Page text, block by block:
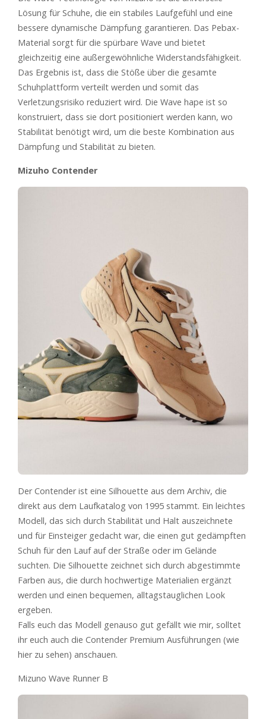
Lösung für Schuhe, die ein stabiles Laufgefühl und eine
bessere dynamische Dämpfung garantieren. Das Pebax-
Material sorgt für die spürbare Wave und bietet
gleichzeitig eine außergewöhnliche Widerstandsfähigkeit.
Das Ergebnis ist, dass die Stöße über die gesamte
Schuhplattform verteilt werden und somit das
Verletzungsrisiko reduziert wird. Die Wave hape ist so
konstruiert, dass sie dort positioniert werden kann, wo
Stabilität benötigt wird, um die beste Kombination aus
Dämpfung und Stabilität zu bieten.
Mizuho Contender
Der Contender ist eine Silhouette aus dem Archiv, die
direkt aus dem Laufkatalog von 1995 stammt. Ein leichtes
Modell, das sich durch Stabilität und Halt auszeichnete
und für Einsteiger gedacht war, die einen gut gedämpften
Schuh für den Lauf auf der Straße oder im Gelände
suchten. Die Silhouette zeichnet sich durch abgestimmte
Farben aus, die durch hochwertige Materialien ergänzt
werden und einen bequemen, alltagstauglichen Look
ergeben.
Falls euch das Modell genauso gut gefällt wie mir, solltet
ihr euch auch die Contender Premium Ausführungen (wie
hier zu sehen) anschauen.
Mizuno Wave Runner B